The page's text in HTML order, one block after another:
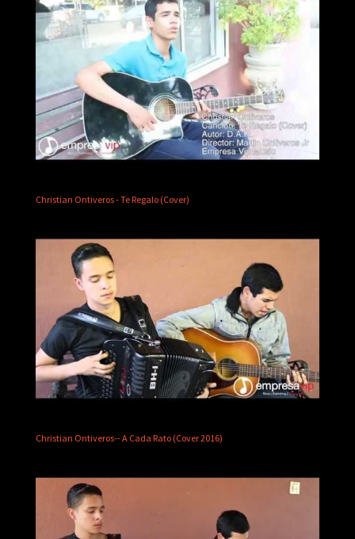
Christian Ontiveros - Te Regalo (Cover)
Christian Ontiveros-- A Cada Rato (Cover 2016)